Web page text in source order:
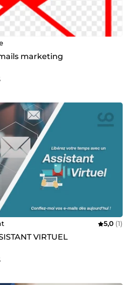
marketing
5,0 (1)
VIRTUEL